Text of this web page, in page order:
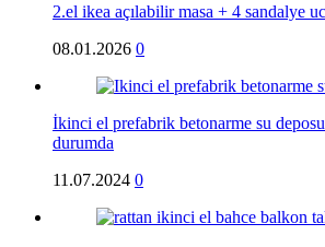
2.el ikea açılabilir masa + 4 sandalye
08.01.2026 0
İkinci el prefabrik betonarme su
durumda
11.07.2024 0